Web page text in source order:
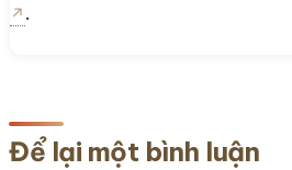
.
Để lại một bình luận